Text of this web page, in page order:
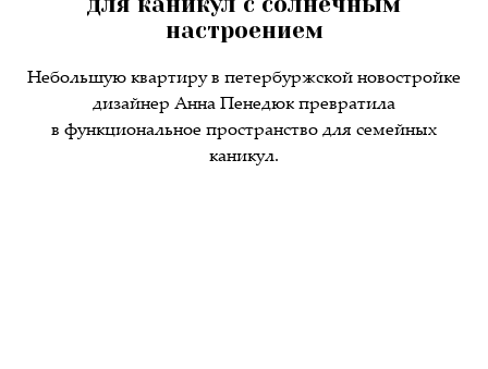
настроением
Небольшую квартиру в петербуржской новостройке
дизайнер Анна Пенедюк превратила
в функциональное пространство для семейных
каникул.